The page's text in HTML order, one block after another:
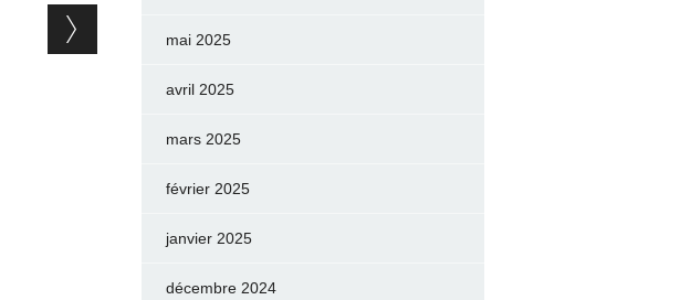
mai 2025
avril 2025
mars 2025
février 2025
janvier 2025
décembre 2024